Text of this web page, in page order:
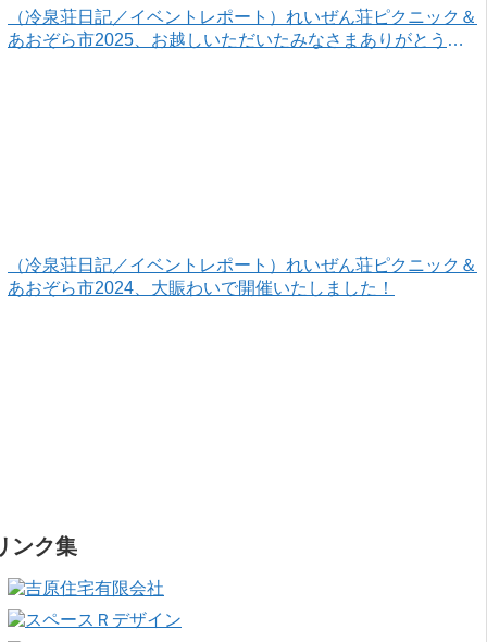
（冷泉荘日記／イベントレポート）れいぜん荘ピクニック＆
あおぞら市2025、お越しいただいたみなさまありがとうご
（冷泉荘日記／イベントレポート）れいぜん荘ピクニック＆
あおぞら市2024、大賑わいで開催いたしました！
ンク集